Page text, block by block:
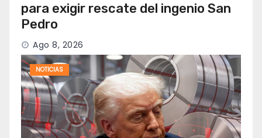
para exigir rescate del ingenio San
Pedro
Ago 8, 2026
NOTICIAS